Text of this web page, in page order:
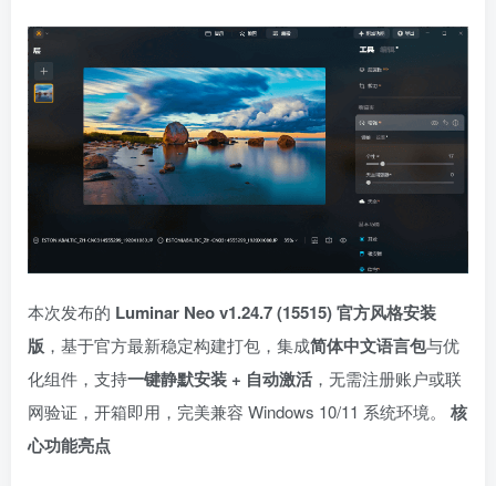
本次发布的 Luminar Neo v1.24.7 (15515) 官方风格安装
版 ，基于官方最新稳定构建打包，集成简体中文语言包与优
化组件，支持一键静默安装 + 自动激活，无需注册账户或联
网验证，开箱即用，完美兼容 Windows 10/11 系统环境。 核
心功能亮点